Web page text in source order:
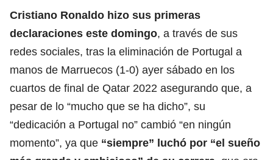
Cristiano Ronaldo hizo sus primeras
declaraciones este domingo, a través de sus
redes sociales, tras la eliminación de Portugal a
manos de Marruecos (1-0) ayer sábado en los
cuartos de final de Qatar 2022 asegurando que, a
pesar de lo “mucho que se ha dicho”, su
“dedicación a Portugal no” cambió “en ningún
momento”, ya que “siempre” luchó por “el sueño